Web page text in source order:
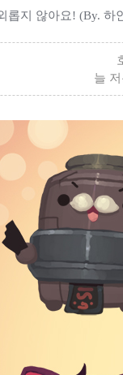
롭지 않아요! (By. 하
늘